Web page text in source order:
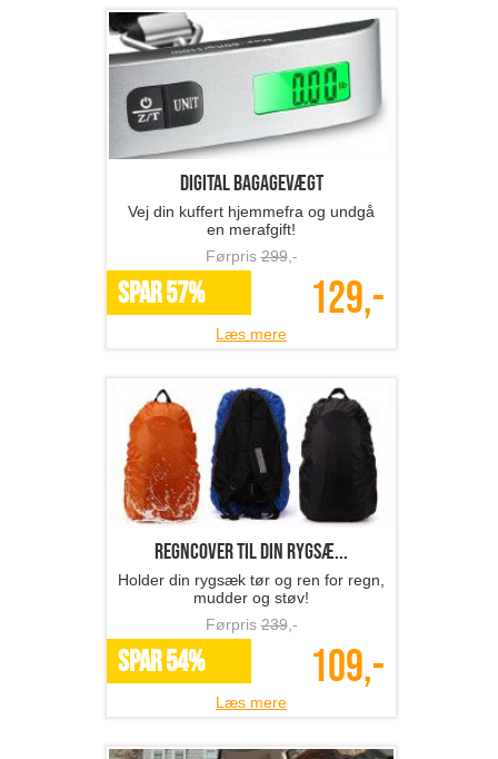
Digital bagagevægt
Vej din kuffert hjemmefra og undgå
en merafgift!
Førpris299,-
SPAR 57% 129,-
Læs mere
Regncover til din rygsæ...
Holder din rygsæk tør og ren for regn,
mudder og støv!
Førpris239,-
SPAR 54% 109,-
Læs mere